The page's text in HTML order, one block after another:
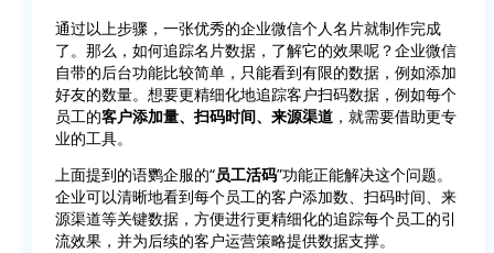
通过以上步骤，一张优秀的企业微信个人名片就制作完成
了。那么，如何追踪名片数据，了解它的效果呢？企业微信
自带的后台功能比较简单，只能看到有限的数据，例如添加
好友的数量。想要更精细化地追踪客户扫码数据，例如每个
员工的客户添加量、扫码时间、来源渠道 ，就需要借助更专
业的工具。
上面提到的语鹦企服的“员工活码”功能正能解决这个问题。
企业可以清晰地看到每个员工的客户添加数、扫码时间、来
源渠道等关键数据，方便进行更精细化的追踪每个员工的引
流效果，并为后续的客户运营策略提供数据支撑。